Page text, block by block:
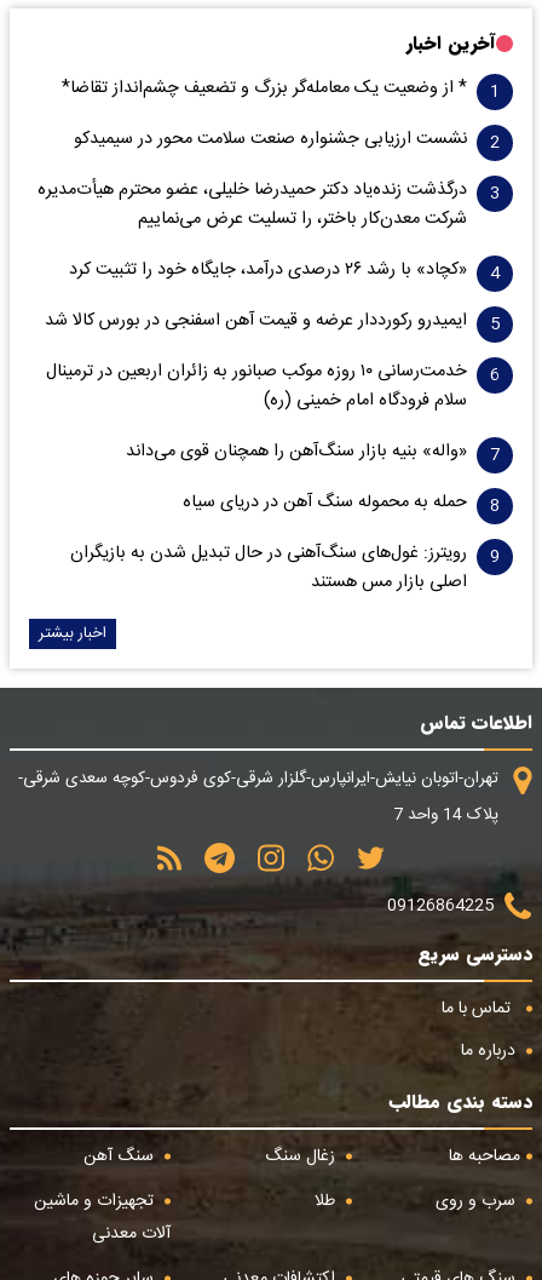
آخرین اخبار
* از وضعیت یک معامله‌گر بزرگ و تضعیف چشم‌انداز تقاضا*
نشست ارزیابی جشنواره صنعت سلامت‌ محور در سیمیدکو
درگذشت زنده‌یاد دکتر حمیدرضا خلیلی، عضو محترم هیأت‌مدیره
شرکت معدن‌کار باختر، را تسلیت عرض می‌نماییم
«کچاد» با رشد ۲۶ درصدی درآمد، جایگاه خود را تثبیت کرد
ایمیدرو رکورددار عرضه و قیمت آهن اسفنجی در بورس کالا شد
خدمت‌رسانی ۱۰ روزه موکب صبانور به زائران اربعین در ترمینال
سلام فرودگاه امام خمینی (ره)
«واله» بنیه بازار سنگ‌آهن را همچنان قوی می‌داند
حمله به محموله سنگ آهن در دریای سیاه
رویترز: غول‌های سنگ‌آهنی‌ در حال تبدیل شدن به بازیگران
اصلی بازار مس هستند
اخبار بیشتر
اطلاعات تماس
تهران-اتوبان نیایش-ایرانپارس-گلزار شرقی-کوی فردوس-کوچه سعدی شرقی-
پلاک 14 واحد 7
09126864225
دسترسی سریع
تماس با ما
درباره ما
دسته بندی مطالب
مصاحبه ها
زغال سنگ
سنگ آهن
سرب و روی
طلا
تجهیزات و ماشین
آلات معدنی